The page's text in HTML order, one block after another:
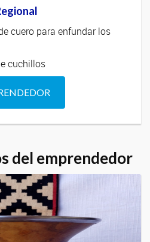
cuero para enfundar los
cuchillos
del emprendedor